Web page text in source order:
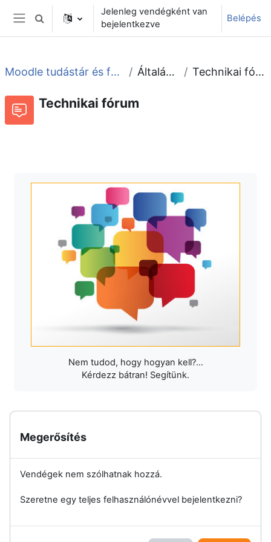
Tovább a fő tartalomhoz
Oldalpanel
Keresési bemeneti adatok váltása
Jelenleg vendégként van
bejelentkezve
Belépés
Moodle tudástár és fórum Általános Technikai fórum
Technikai fórum
Nem tudod, hogy hogyan kell?...
Kérdezz bátran! Segítünk.
Megerősítés
Vendégek nem szólhatnak hozzá.
Szeretne egy teljes felhasználónévvel bejelentkezni?